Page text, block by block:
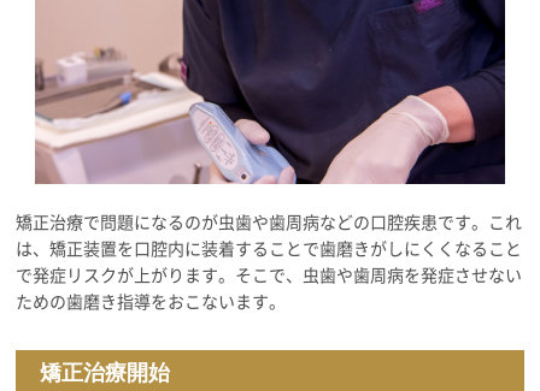
矯正治療で問題になるのが虫歯や歯周病などの口腔疾患です。これ
は、矯正装置を口腔内に装着することで歯磨きがしにくくなること
で発症リスクが上がります。そこで、虫歯や歯周病を発症させない
ための歯磨き指導をおこないます。
矯正治療開始